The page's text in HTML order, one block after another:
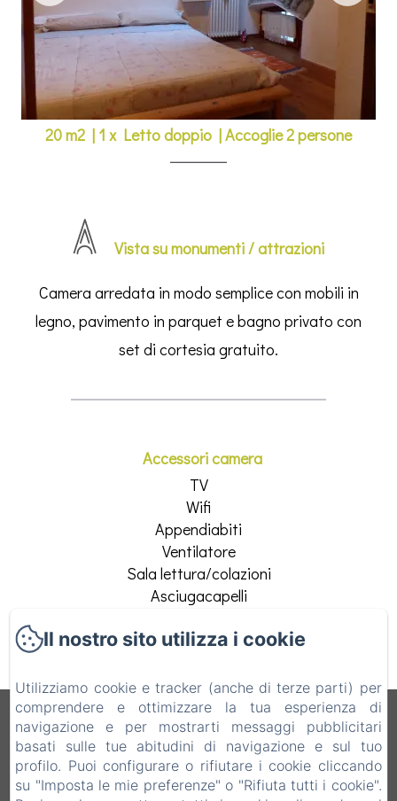
20 m2 | 1 x Letto doppio |Accoglie 2 persone
Vista su monumenti / attrazioni
Camera arredata in modo semplice con mobili in
legno, pavimento in parquet e bagno privato con
set di cortesia gratuito.
Accessori camera
TV
Wifi
Appendiabiti
Ventilatore
Sala lettura/colazioni
Asciugacapelli
Vedi tutti i servizi
B&B Vecchio Torchio
Informativa PrivacyNote legali Informazioni sui cookie
Via Vittorio Emanuele 28, Bard, 11020, Italia
Il nostro sito utilizza i cookie
Utilizziamo cookie e tracker (anche di terze parti) per
comprendere e ottimizzare la tua esperienza di
navigazione e per mostrarti messaggi pubblicitari
basati sulle tue abitudini di navigazione e sul tuo
profilo. Puoi configurare o rifiutare i cookie cliccando
su "Imposta le mie preferenze" o "Rifiuta tutti i cookie".